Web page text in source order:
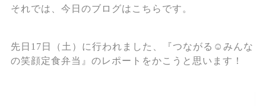
それでは、今日のブログはこちらです。
先日17日（土）に行われました、『つながる☺みんな
の笑顔定食弁当』のレポートをかこうと思います！